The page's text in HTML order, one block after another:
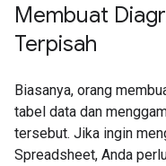
Membuat
Terpisah
Biasanya, orang
tabel data dan
tersebut. Jika ingin
Spreadsheet, Anda